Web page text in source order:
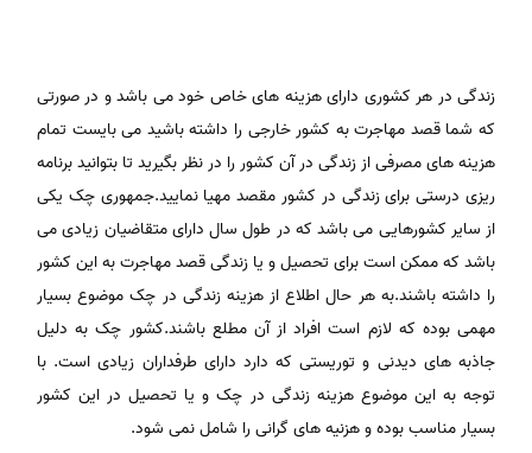
زندگی در هر کشوری دارای هزینه های خاص خود می باشد و در صورتی
که شما قصد مهاجرت به کشور خارجی را داشته باشید می بایست تمام
هزینه های مصرفی از زندگی در آن کشور را در نظر بگیرید تا بتوانید برنامه
ریزی درستی برای زندگی در کشور مقصد مهیا نمایید.جمهوری چک یکی
از سایر کشورهایی می باشد که در طول سال دارای متقاضیان زیادی می
باشد که ممکن است برای تحصیل و یا زندگی قصد مهاجرت به این کشور
را داشته باشند.به هر حال اطلاع از هزینه زندگی در چک موضوع بسیار
مهمی بوده که لازم است افراد از آن مطلع باشند.کشور چک به دلیل
جاذبه های دیدنی و توریستی که دارد دارای طرفداران زیادی است. با
توجه به این موضوع هزینه زندگی در چک و یا تحصیل در این کشور
بسیار مناسب بوده و هزنیه های گرانی را شامل نمی شود.